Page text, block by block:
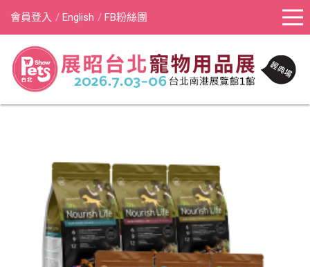
會員登入 English FB粉絲團